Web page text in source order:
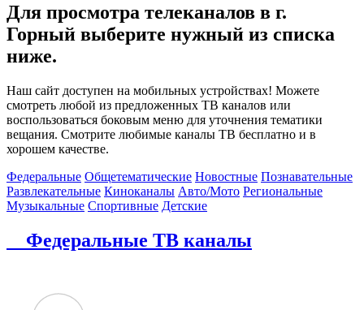
Для просмотра телеканалов в г.
Горный выберите нужный из списка
ниже.
Наш сайт доступен на мобильных устройствах! Можете
смотреть любой из предложенных ТВ каналов или
воспользоваться боковым меню для уточнения тематики
вещания. Смотрите любимые каналы ТВ бесплатно и в
хорошем качестве.
Федеральные Общетематические Новостные Познавательные
Развлекательные Киноканалы Авто/Мото Региональные
Музыкальные Спортивные Детские
Федеральные ТВ каналы